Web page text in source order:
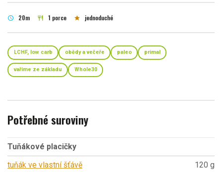
schedule 20m restaurant 1 porce star jednoduché
LCHF, low carb obědy a večeře paleo primal
vaříme ze základu Whole30
Potřebné suroviny
Tuňákové placičky
tuňák ve vlastní šťávě
120 g